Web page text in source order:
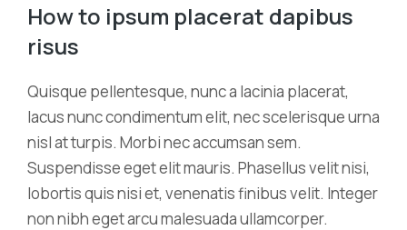
How to ipsum placerat dapibus
risus
Quisque pellentesque, nunc a lacinia placerat,
lacus nunc condimentum elit, nec scelerisque urna
nisl at turpis. Morbi nec accumsan sem.
Suspendisse eget elit mauris. Phasellus velit nisi,
lobortis quis nisi et, venenatis finibus velit. Integer
non nibh eget arcu malesuada ullamcorper.